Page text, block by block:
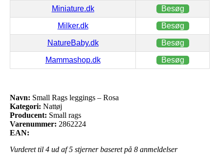
Miniature.dk Besøg
Milker.dk Besøg
NatureBaby.dk Besøg
Mammashop.dk Besøg
Navn: Small Rags leggings – Rosa
Kategori: Nattøj
Producent: Small rags
Varenummer: 2862224
EAN:
Vurderet til 4 ud af 5 stjerner baseret på 8 anmeldelser